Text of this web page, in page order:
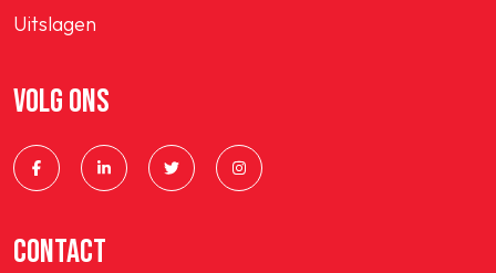
Uitslagen
VOLG ONS
CONTACT